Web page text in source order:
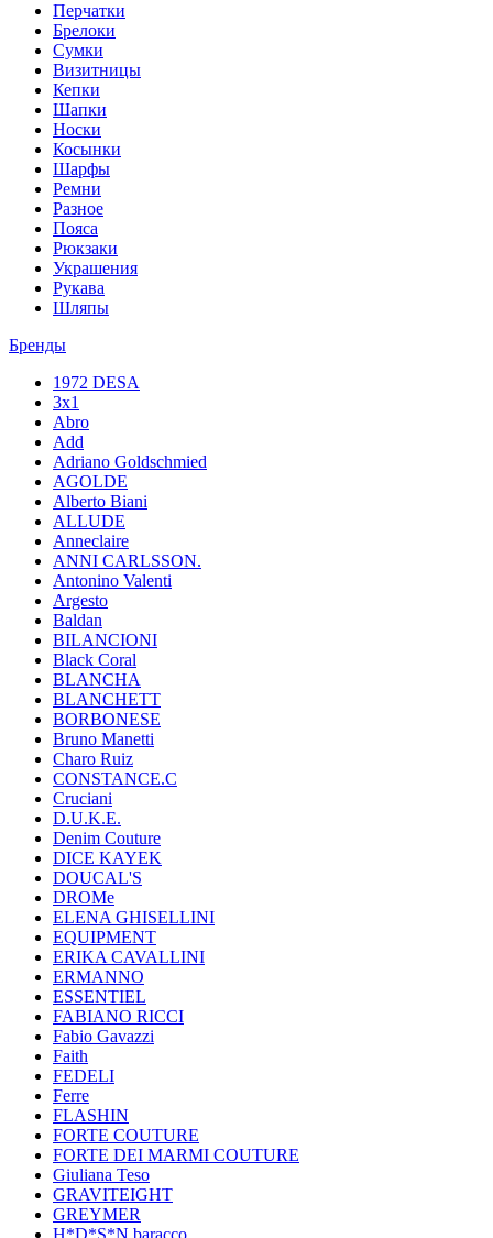
Перчатки
Брелоки
Сумки
Визитницы
Кепки
Шапки
Носки
Косынки
Шарфы
Ремни
Разное
Пояса
Рюкзаки
Украшения
Рукава
Шляпы
Бренды
1972 DESA
3x1
Abro
Add
Adriano Goldschmied
AGOLDE
Alberto Biani
ALLUDE
Anneclaire
ANNI CARLSSON.
Antonino Valenti
Argesto
Baldan
BILANCIONI
Black Coral
BLANCHA
BLANCHETT
BORBONESE
Bruno Manetti
Charo Ruiz
CONSTANCE.C
Cruciani
D.U.K.E.
Denim Couture
DICE KAYEK
DOUCAL'S
DROMe
ELENA GHISELLINI
EQUIPMENT
ERIKA CAVALLINI
ERMANNO
ESSENTIEL
FABIANO RICCI
Fabio Gavazzi
Faith
FEDELI
Ferre
FLASHIN
FORTE COUTURE
FORTE DEI MARMI COUTURE
Giuliana Teso
GRAVITEIGHT
GREYMER
H*D*S*N baracco